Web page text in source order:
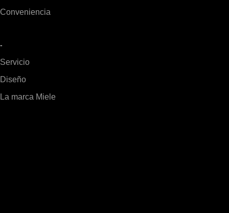
Conveniencia
-
Servicio
Diseño
La marca Miele